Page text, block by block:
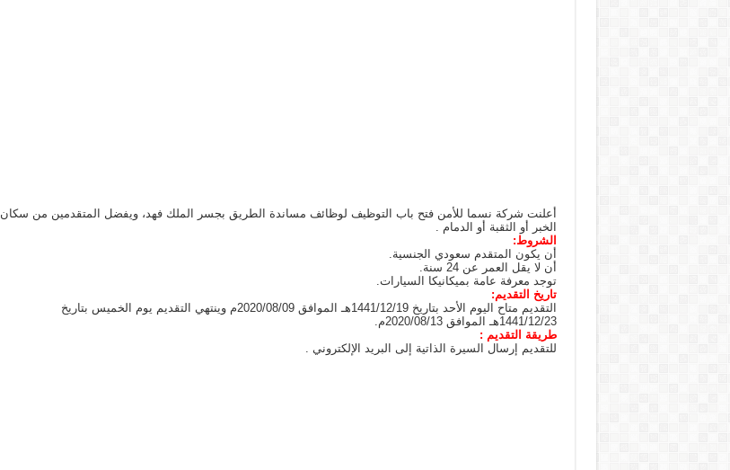
أعلنت شركة نسما للأمن فتح باب التوظيف لوظائف مساندة الطريق بجسر الملك فهد، ويفضل المتقدمين من سكان
الخبر أو الثقبة أو الدمام .
الشروط:
أن يكون المتقدم سعودي الجنسية.
أن لا يقل العمر عن 24 سنة.
توجد معرفة عامة بميكانيكا السيارات.
تاريخ التقديم:
التقديم متاح اليوم الأحد بتاريخ 1441/12/19هـ الموافق 2020/08/09م وينتهي التقديم يوم الخميس بتاريخ
1441/12/23هـ الموافق 2020/08/13م.
طريقة التقديم :
للتقديم إرسال السيرة الذاتية إلى البريد الإلكتروني .